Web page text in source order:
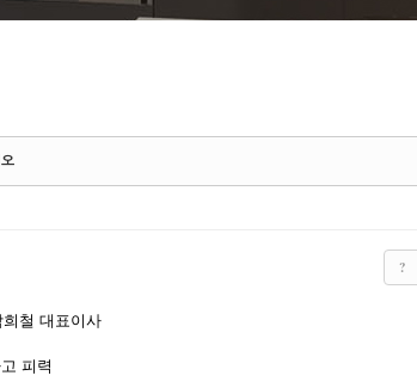
?
철 대표이사
피력